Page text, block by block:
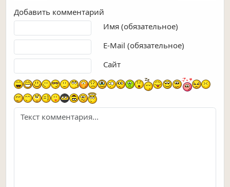
Добавить комментарий
Имя (обязательное)
E-Mail (обязательное)
Сайт